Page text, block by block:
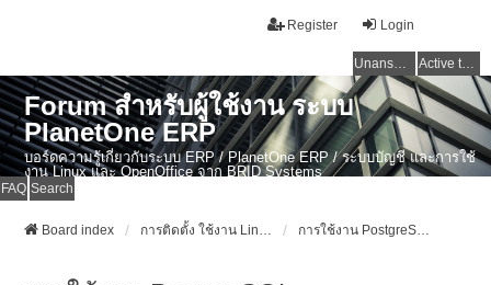
Login
Register
Unanswered topics Active topics
Forum สำหรับผู้ใช้งาน ระบบ
PlanetOne ERP
บอร์ดความรู้เกี่ยวกับระบบ ERP / PlanetOne ERP / ระบบบัญชี และการใช้
งาน Linux และ OpenOffice จาก BRID Systems
FAQ Search
Board index การติดตั้ง ใช้งาน Linux, OSX และ OpenSource Softwares การใช้งาน PostgreSQL